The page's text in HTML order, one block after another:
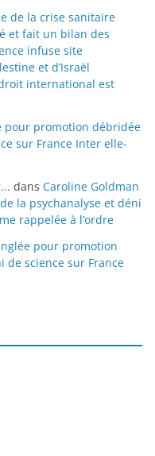
de la crise sanitaire
et fait un bilan des
infuse site
et d’Israël
international est
pour promotion débridée
sur France Inter elle-
dans Caroline Goldman
la psychanalyse et déni
rappelée à l’ordre
pour promotion
de science sur France